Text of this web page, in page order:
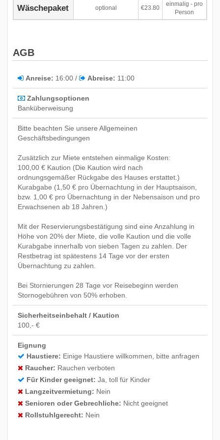
Wäschepaket optional €23.80
einmalig - pro
Person
AGB
Anreise: 16:00 / Abreise: 11:00
Zahlungsoptionen
Banküberweisung
Bitte beachten Sie unsere Allgemeinen
Geschäftsbedingungen
Zusätzlich zur Miete entstehen einmalige Kosten:
100,00 € Kaution (Die Kaution wird nach
ordnungsgemäßer Rückgabe des Hauses erstattet.)
Kurabgabe (1,50 € pro Übernachtung in der Hauptsaison,
bzw. 1,00 € pro Übernachtung in der Nebensaison und pro
Erwachsenen ab 18 Jahren.)
Mit der Reservierungsbestätigung sind eine Anzahlung in
Höhe von 20% der Miete, die volle Kaution und die volle
Kurabgabe innerhalb von sieben Tagen zu zahlen. Der
Restbetrag ist spätestens 14 Tage vor der ersten
Übernachtung zu zahlen.
Bei Stornierungen 28 Tage vor Reisebeginn werden
Stornogebühren von 50% erhoben.
Sicherheitseinbehalt / Kaution
100,- €
Eignung
Haustiere: Einige Haustiere willkommen, bitte anfragen
Raucher: Rauchen verboten
Für Kinder geeignet: Ja, toll für Kinder
Langzeitvermietung: Nein
Senioren oder Gebrechliche: Nicht geeignet
Rollstuhlgerecht: Nein